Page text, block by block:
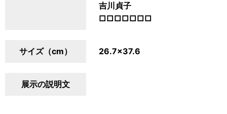
吉川貞子
□□□□□□□
サイズ（cm） 26.7×37.6
展示の説明文